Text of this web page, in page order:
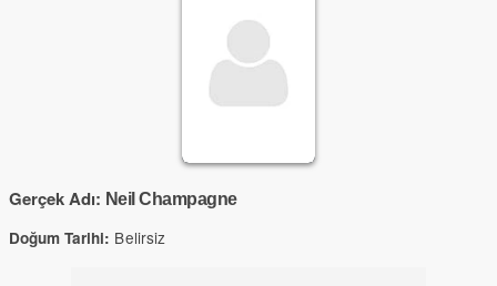
Gerçek Adı: Neil Champagne
Doğum Tarihi: Belirsiz